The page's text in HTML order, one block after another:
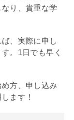
り、貴重な学
、実際に申し
。1日でも早く
方、申し込み
ます！